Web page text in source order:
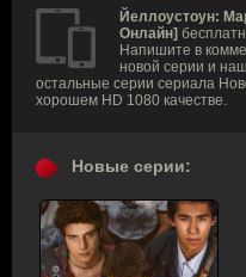
Йеллоустоун:
Онлайн]
Напишите в
новой серии и
остальные серии сериала
хорошем HD 1080 качестве.
Новые серии: